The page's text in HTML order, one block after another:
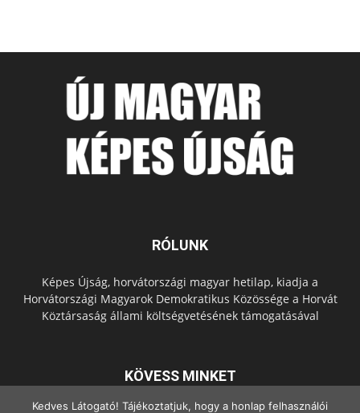
RÓLUNK
Képes Újság, horvátországi magyar hetilap, kiadja a
Horvátországi Magyarok Demokratikus Közössége a Horvát
Köztársaság állami költségvetésének támogatásával
KÖVESS MINKET
Kedves Látogató! Tájékoztatjuk, hogy a honlap felhasználói